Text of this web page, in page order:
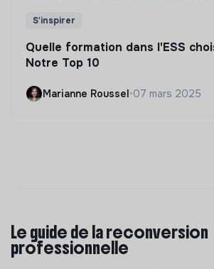
S'inspirer
Quelle formation dans l'ESS
Notre Top 10
Marianne Roussel•07 mars 2025
Le guide de la reconversion
professionnelle